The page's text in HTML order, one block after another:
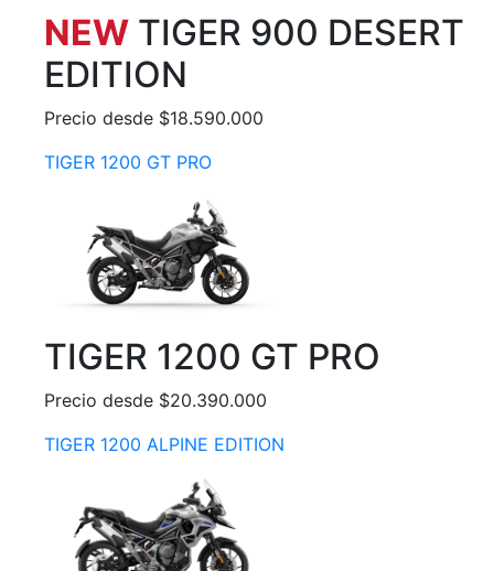
NEW TIGER 900 DESERT
EDITION
Precio desde $18.590.000
TIGER 1200 GT PRO
TIGER 1200 GT PRO
Precio desde $20.390.000
TIGER 1200 ALPINE EDITION